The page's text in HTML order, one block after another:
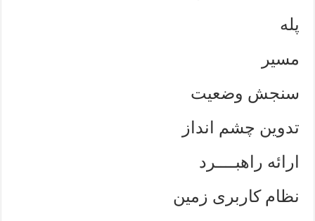
پله
مسیر
سنجش وضعیت
تدوین چشم انداز
ارائه راهبــــرد
نظام کاربری زمین